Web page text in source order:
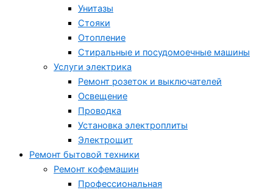
Унитазы
Стояки
Отопление
Стиральные и посудомоечные машины
Услуги электрика
Ремонт розеток и выключателей
Освещение
Проводка
Установка электроплиты
Электрощит
Ремонт бытовой техники
Ремонт кофемашин
Профессиональная